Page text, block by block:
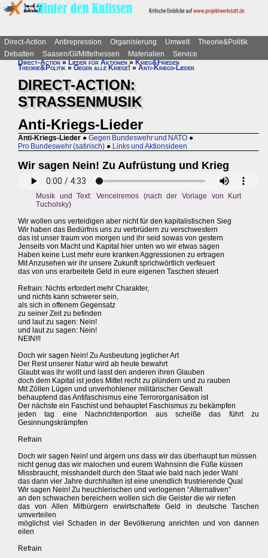
Direct-Action Antirepression Organisierung Umwelt
Theorie&Politik
Debatten
Saasen/GI/Mittelhessen Materialien
Service
Direct-Action»Lieder für Aktionen»Krieg&Frieden
Theorie&Politik » Gegen alle Kriege! » Anti-Kriegs-Lieder
DIRECT-ACTION:
STRASSENMUSIK
Anti-Kriegs-Lieder
Anti-Kriegs-Lieder ● Gegen Bundeswehr und NATO ●
Pro Bundeswehr (satirisch) ● Links und Aktionsideen
Wir sagen Nein! Zu Aufrüstung und Krieg
Musik und Text: Vencelremos (nach der Vorlage von Kurt
Tucholsky)
Wir wollen uns verteidigen aber nicht für den kapitalistischen Sieg
Wir haben das Bedürfnis uns zu verbrüdern zu verschwestern
das ist unser traum von morgen und ihr seid sowas von gestern
Jenseits von Macht und Kapital hier unten wo wir etwas sagen
Haben keine Lust mehr eure kranken Aggressionen zu ertragen
Mit Anzusehen wir ihr unsere Zukunft sprichwörtlich verfeuert
das von uns erarbeitete Geld in eure eigenen Taschen steuert
Refrain: Nichts erfordert mehr Charakter,
und nichts kann schwerer sein,
als sich in offenem Gegensatz
zu seiner Zeit zu befinden
und laut zu sagen: Nein!
und laut zu sagen: Nein!
NEIN!!!
Doch wir sagen Nein! Zu Ausbeutung jeglicher Art
Der Rest unserer Natur wird ab heute bewahrt
Glaubt was ihr wollt und lasst den anderen ihren Glauben
doch dem Kapital ist jedes Mittel recht zu plündern und zu rauben
Mit Zöllen Lügen und unverhohlener militärischer Gewalt
behauptend das Antifaschismus eine Terrororganisation ist
Der nächste ein Faschist und behauptet Faschismus zu bekämpfen
jeden tag eine Nachrichtenportion aus scheiße das führt zu
Gesinnungskrämpfen
Refrain
Doch wir sagen Nein! und ärgern uns dass wir das überhaupt tun müssen
nicht genug das wir malochen und eurem Wahnsinn die Füße küssen
Missbraucht, misshandelt durch den Staat wie bald nach jeder Wahl
das dann vier Jahre durchhalten ist eine unendlich frustrierende Qual
Wir sagen Nein! Zu heuchlerischen und verlogenen “Alternativen”
an den schwachen bereichern wollen sich die Geister die wir riefen
das von Allen Mitbürgern erwirtschaftete Geld in deutsche Taschen
umverteilen
möglichst viel Schaden in der Bevölkerung anrichten und von dannen
eilen
Refrain